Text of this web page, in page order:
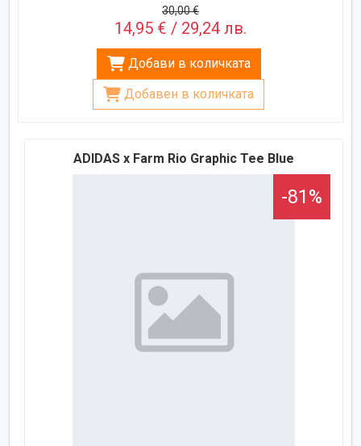
30,00 €
14,95 € / 29,24 лв.
Добави в количката
Добавен в количката
ADIDAS x Farm Rio Graphic Tee Blue
-81%